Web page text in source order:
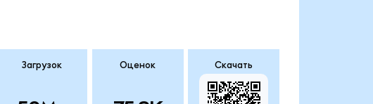
Загрузок Оценок Скачать